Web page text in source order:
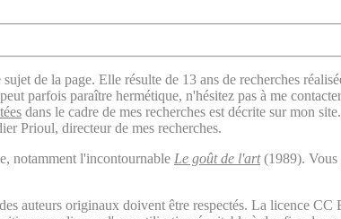
de la page. Elle résulte de 13 ans de recherches
parfois paraître hermétique, n'hésitez pas à me
dans le cadre de mes recherches est décrite sur mon
Prioul, directeur de mes recherches.
notamment l'incontournable Le goût de l'art(1989). Vous
auteurs originaux doivent être respectés. La licence